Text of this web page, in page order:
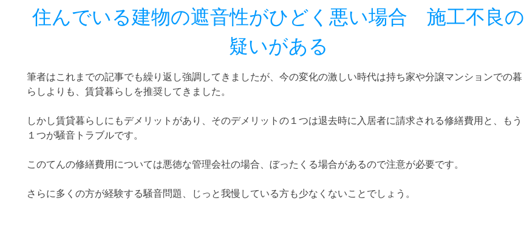
住んでいる建物の遮音性がひどく悪い場合 施工不良の
疑いがある
筆者はこれまでの記事でも繰り返し強調してきましたが、今の変化の激しい時代は持ち家や分譲マンションでの暮
らしよりも、賃貸暮らしを推奨してきました。
しかし賃貸暮らしにもデメリットがあり、そのデメリットの１つは退去時に入居者に請求される修繕費用と、もう
１つが騒音トラブルです。
このてんの修繕費用については悪徳な管理会社の場合、ぼったくる場合があるので注意が必要です。
さらに多くの方が経験する騒音問題、じっと我慢している方も少なくないことでしょう。